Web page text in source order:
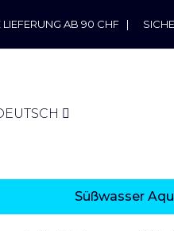
LIEFERUNG AB 90 CHF |
Süßwasser